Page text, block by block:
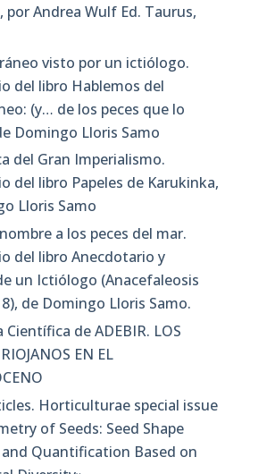
por Andrea Wulf Ed. Taurus,
visto por un ictiólogo.
del libro Hablemos del
(y… de los peces que lo
Domingo Lloris Samo
del Gran Imperialismo.
del libro Papeles de Karukinka,
Lloris Samo
a los peces del mar.
del libro Anecdotario y
un Ictiólogo (Anacefaleosis
de Domingo Lloris Samo.
Científica de ADEBIR. LOS
EN EL
Horticulturae special issue
of Seeds: Seed Shape
Quantification Based on